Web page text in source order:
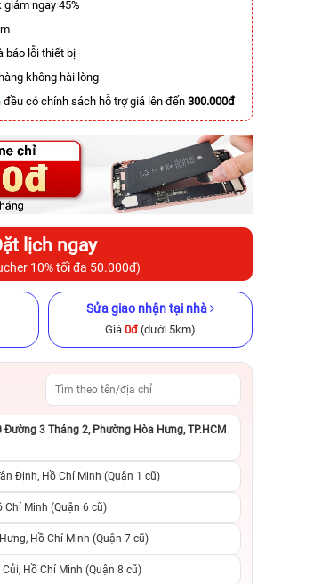
chính hãng
14.990.000đ
20.990.000đ
-6.000.000đ
chuyển đổi, 0 gọi người thân
-5.500.000đ
ngay 45%
báo lỗi thiết bị
không hài lòng
đều có chính sách hỗ trợ giá lên đến 300.000đ
lịch ngay
10% tối đa 50.000đ)
Sửa giao nhận tại nhà
Giá 0đ(dưới 5km)
Đường 3 Tháng 2, Phường Hòa Hưng, TP.HCM
Định, Hồ Chí Minh (Quận 1 cũ)
Chí Minh (Quận 6 cũ)
Hồ Chí Minh (Quận 7 cũ)
Hồ Chí Minh (Quận 8 cũ)